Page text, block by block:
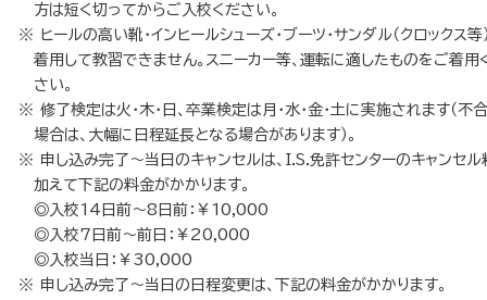
方は短く切ってからご入校ください。
ヒールの高い靴・インヒールシューズ・ブーツ・サンダル（クロックス等
着用して教習できません。スニーカー等、運転に適したものをご着用
さい。
修了検定は火・木・日、卒業検定は月・水・金・土に実施されます（不
場合は、大幅に日程延長となる場合があります）。
申し込み完了～当日のキャンセルは、I.S.免許センターのキャンセル
加えて下記の料金がかかります。
◎入校14日前～8日前：￥10,000
◎入校7日前～前日：￥20,000
◎入校当日：￥30,000
申し込み完了～当日の日程変更は、下記の料金がかかります。